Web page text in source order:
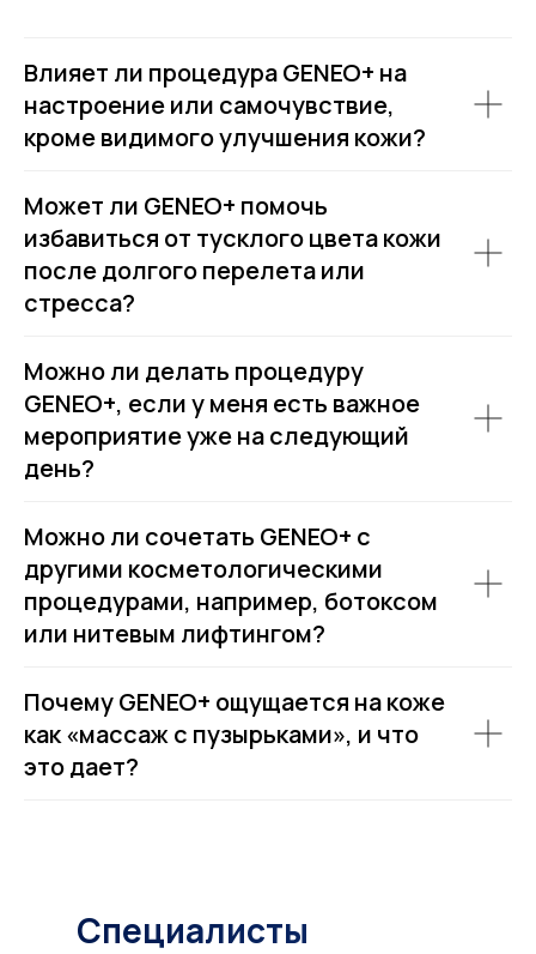
Влияет ли процедура GENEO+ на
настроение или самочувствие,
кроме видимого улучшения кожи?
Может ли GENEO+ помочь
избавиться от тусклого цвета кожи
после долгого перелета или
стресса?
Можно ли делать процедуру
GENEO+, если у меня есть важное
мероприятие уже на следующий
день?
Можно ли сочетать GENEO+ с
другими косметологическими
процедурами, например, ботоксом
или нитевым лифтингом?
Почему GENEO+ ощущается на коже
как «массаж с пузырьками», и что
это дает?
Специалисты